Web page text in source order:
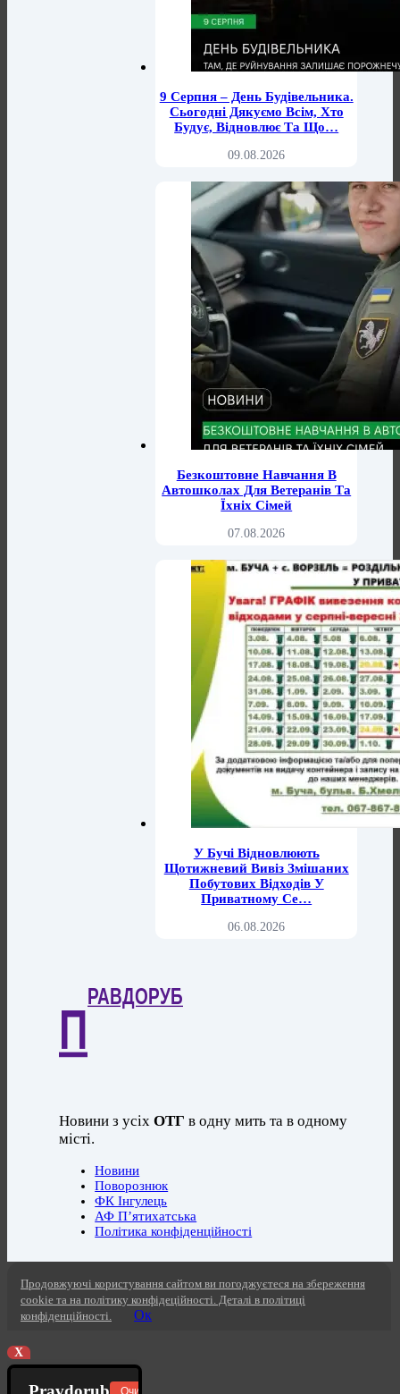
9 Серпня – День Будівельника.
Сьогодні Дякуємо Всім, Хто
Будує, Відновлює Та Що…
09.08.2026
Безкоштовне Навчання В
Автошколах Для Ветеранів Та
Їхніх Сімей
07.08.2026
У Бучі Відновлюють
Щотижневий Вивіз Змішаних
Побутових Відходів У
Приватному Се…
06.08.2026
П
РАВДОРУБ
Новини з усіхОТГ в одну мить та в одному
місті.
Новини
Поворознюк
ФК Інгулець
АФ П’ятихатська
Політика конфіденційності
Продовжуючі користування сайтом ви погоджуєтеся на збереження
cookie та на політику конфідеційності. Деталі в політиці
конфіденційності.
Ок
X